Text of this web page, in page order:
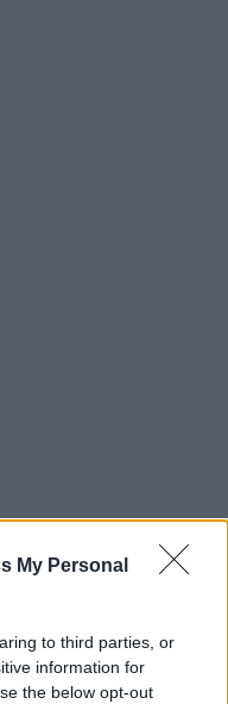
My Personal
to third parties, or
information for
the below opt-out